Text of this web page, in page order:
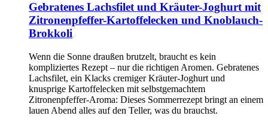
Gebratenes Lachsfilet und Kräuter-Joghurt mit
Zitronenpfeffer-Kartoffelecken und Knoblauch-
Brokkoli
Wenn die Sonne draußen brutzelt, braucht es kein
kompliziertes Rezept – nur die richtigen Aromen. Gebratenes
Lachsfilet, ein Klacks cremiger Kräuter-Joghurt und
knusprige Kartoffelecken mit selbstgemachtem
Zitronenpfeffer-Aroma: Dieses Sommerrezept bringt an einem
lauen Abend alles auf den Teller, was du brauchst.